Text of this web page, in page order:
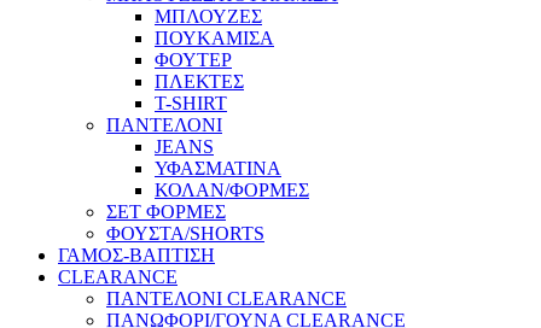
ΜΠΛΟΥΖΕΣ
ΠΟΥΚΑΜΙΣΑ
ΦΟΥΤΕΡ
ΠΛΕΚΤΕΣ
T-SHIRT
ΠΑΝΤΕΛΟΝΙ
JEANS
ΥΦΑΣΜΑΤΙΝΑ
ΚΟΛΑΝ/ΦΟΡΜΕΣ
ΣΕΤ ΦΟΡΜΕΣ
ΦΟΥΣΤΑ/SHORTS
ΓΑΜΟΣ-ΒΑΠΤΙΣΗ
CLEARANCE
ΠΑΝΤΕΛΟΝΙ CLEARANCE
ΠΑΝΩΦΟΡΙ/ΓΟΥΝΑ CLEARANCE